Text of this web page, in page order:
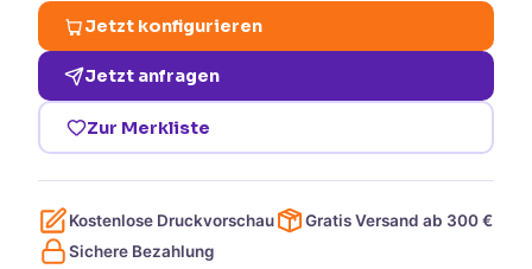
Jetzt konfigurieren
Jetzt anfragen
Zur Merkliste
Kostenlose Druckvorschau Gratis Versand ab 300€
Sichere Bezahlung